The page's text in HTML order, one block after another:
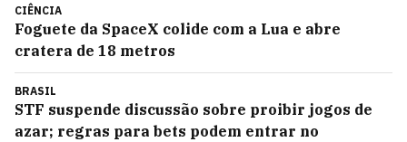
CIÊNCIA
Foguete da SpaceX colide com a Lua e abre
cratera de 18 metros
BRASIL
STF suspende discussão sobre proibir jogos de
azar; regras para bets podem entrar no